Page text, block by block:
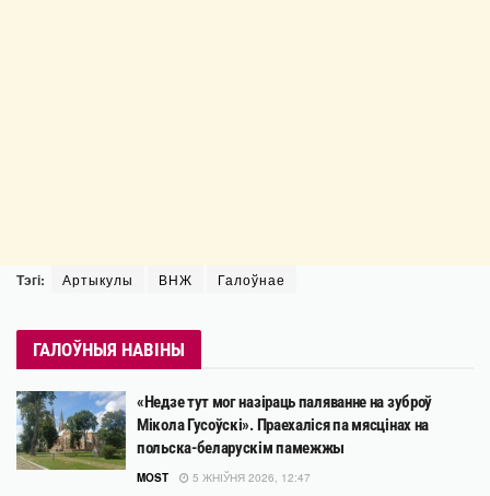
Тэгі: Артыкулы ВНЖ Галоўнае
ГАЛОЎНЫЯ НАВІНЫ
«Недзе тут мог назіраць паляванне на зуброў
Мікола Гусоўскі». Праехаліся па мясцінах на
польска-беларускім памежжы
MOST 5 ЖНІЎНЯ 2026, 12:47